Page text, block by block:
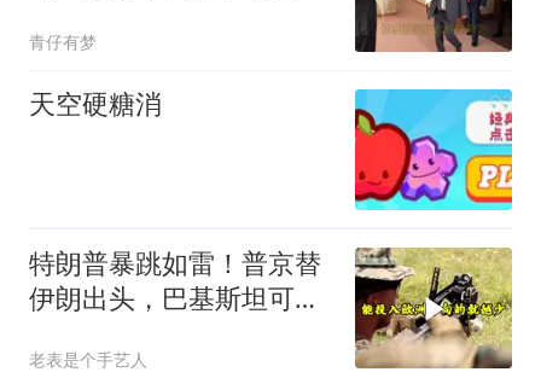
青仔有梦
天空硬糖消
特朗普暴跳如雷！普京替
伊朗出头，巴基斯坦可能
老表是个手艺人